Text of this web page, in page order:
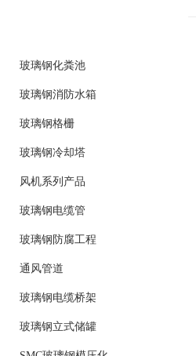
玻璃钢化粪池
玻璃钢消防水箱
玻璃钢格栅
玻璃钢冷却塔
风机系列产品
玻璃钢电缆管
玻璃钢防腐工程
通风管道
玻璃钢电缆桥架
玻璃钢立式储罐